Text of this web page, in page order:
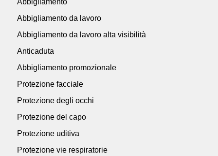
Abbigliamento da lavoro
Abbigliamento da lavoro alta visibilità
Anticaduta
Abbigliamento promozionale
Protezione facciale
Protezione degli occhi
Protezione del capo
Protezione uditiva
Protezione vie respiratorie